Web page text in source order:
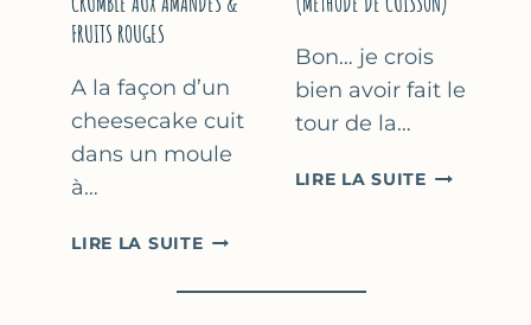
FRUITS ROUGES
A la façon d’un
cheesecake cuit
dans un moule
à…
LIRE LA SUITETERRINE
YAOURT
Bon… je crois
bien avoir fait le
tour de la…
LIRE LA SUITEASPERGES